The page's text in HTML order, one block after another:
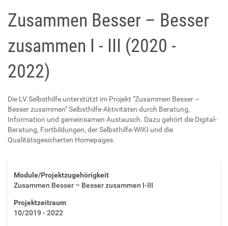
Zusammen Besser – Besser
zusammen I - III (2020 -
2022)
Die LV Selbsthilfe unterstützt im Projekt "Zusammen Besser –
Besser zusammen" Selbsthilfe-Aktivitäten durch Beratung,
Information und gemeinsamen Austausch. Dazu gehört die Digital-
Beratung, Fortbildungen, der Selbsthilfe-WIKI und die
Qualitätsgesicherten Homepages.
Module/Projektzugehörigkeit
Zusammen Besser – Besser zusammen I-III
Projektzeitraum
10/2019 - 2022